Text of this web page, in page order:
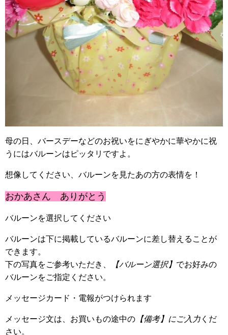
母の日、バースデーなどのお祝いをにぎやかに華やかに祝
うにはバルーンはピッタリですよ。
想像してください、バルーンを見たあの方の表情を！
おかあさん ありがとう
バルーンを選択してください
バルーンは下に掲載しているバルーンに差し替えることが
できます。
下の写真をご参考いただき、
【バルーン選択】 でお好みの
バルーンをご指定ください。
メッセージカード・電報がつけられます
メッセージ文は、お買いもの途中の 【備考】にご入力 くだ
さい。